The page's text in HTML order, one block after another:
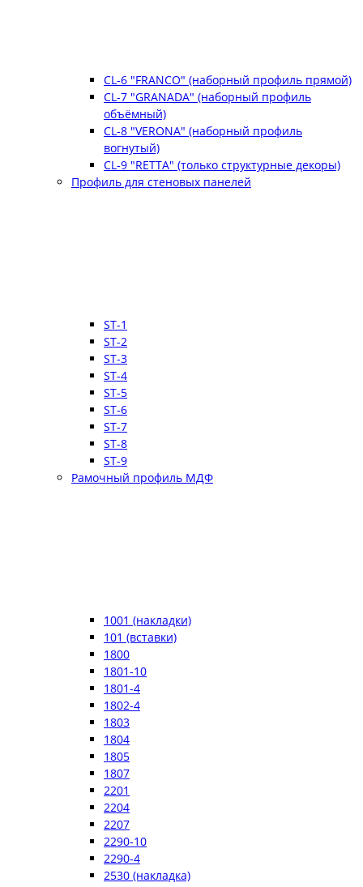
CL-6 "FRANCO" (наборный профиль прямой)
CL-7 "GRANADA" (наборный профиль
объёмный)
CL-8 "VERONA" (наборный профиль
вогнутый)
CL-9 "RETTA" (только структурные декоры)
Профиль для стеновых панелей
ST-1
ST-2
ST-3
ST-4
ST-5
ST-6
ST-7
ST-8
ST-9
Рамочный профиль МДФ
1001 (накладки)
101 (вставки)
1800
1801-10
1801-4
1802-4
1803
1804
1805
1807
2201
2204
2207
2290-10
2290-4
2530 (накладка)